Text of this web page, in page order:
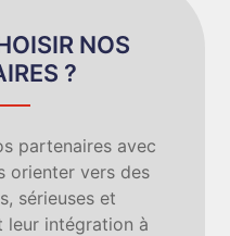
NOS
?
partenaires avec
orienter vers des
sérieuses et
leur intégration à